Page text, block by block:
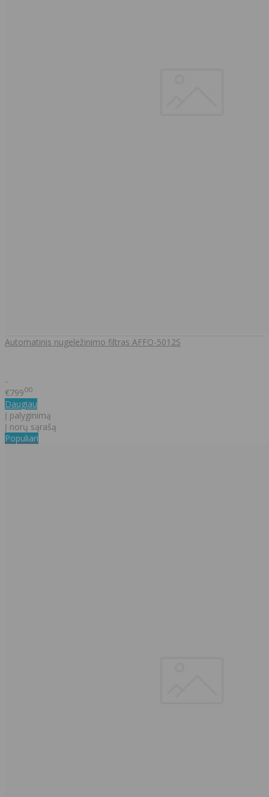
Automatinis nugeležinimo filtras AFFO-5012S
..
€79900
Daugiau
Į palyginimą
Į norų sąrašą
Populiari